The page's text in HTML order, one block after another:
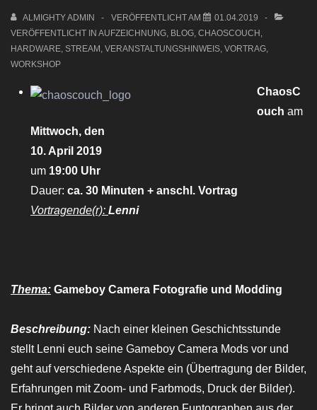
ALMIGHTY ADMIN VERÖFFENTLICHT AM
01.04.2019
VERÖFFENTLICHT IN AUFZEICHNUNG, BLOG, CHAOSCOUCH ,
HARDWARE, STREAM , VERANSTALTUNGSHINWEIS, VORTRAG,
WORKSHOP
ChaosC
ouch am
Mittwoch, den
10. April 2019
um 19:00 Uhr
Dauer: ca. 30 Minuten + anschl. Vortrag
Vortragende(r): Lenni
Thema: Gameboy Camera Fotografie und Modding
Beschreibung: Nach einer kleinen Geschichtsstunde
stellt Lenni euch seine Gameboy Camera Mods vor und
geht auf verschiedene Aspekte ein (Übertragung der Bilder,
Erfahrungen mit Zoom- und Farbmods, Druck der Bilder).